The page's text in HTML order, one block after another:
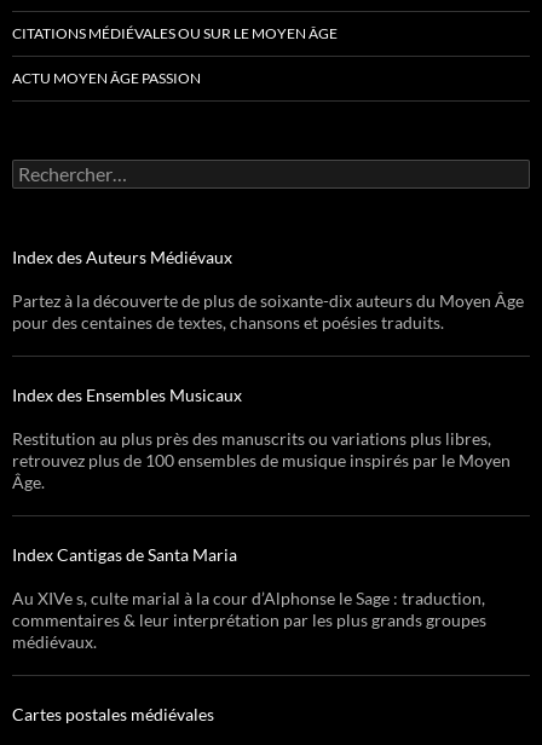
CITATIONS MÉDIÉVALES OU SUR LE MOYEN ÂGE
ACTU MOYEN ÂGE PASSION
Rechercher :
Index des Auteurs Médiévaux
Partez à la découverte de plus de soixante-dix auteurs du Moyen Âge
pour des centaines de textes, chansons et poésies traduits.
Index des Ensembles Musicaux
Restitution au plus près des manuscrits ou variations plus libres,
retrouvez plus de 100 ensembles de musique inspirés par le Moyen
Âge.
Index Cantigas de Santa Maria
Au XIVe s, culte marial à la cour d’Alphonse le Sage : traduction,
commentaires & leur interprétation par les plus grands groupes
médiévaux.
Cartes postales médiévales